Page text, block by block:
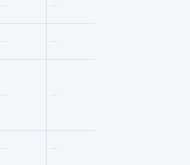
— —
— —
— —
— —